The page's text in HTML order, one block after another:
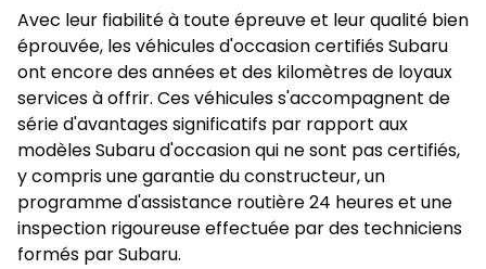
Avec leur fiabilité à toute épreuve et leur qualité bien
éprouvée, les véhicules d'occasion certifiés Subaru
ont encore des années et des kilomètres de loyaux
services à offrir. Ces véhicules s'accompagnent de
série d'avantages significatifs par rapport aux
modèles Subaru d'occasion qui ne sont pas certifiés,
y compris une garantie du constructeur, un
programme d'assistance routière 24 heures et une
inspection rigoureuse effectuée par des techniciens
formés par Subaru.